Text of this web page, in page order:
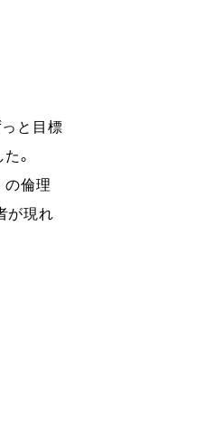
と目標
。
の倫理
が現れ